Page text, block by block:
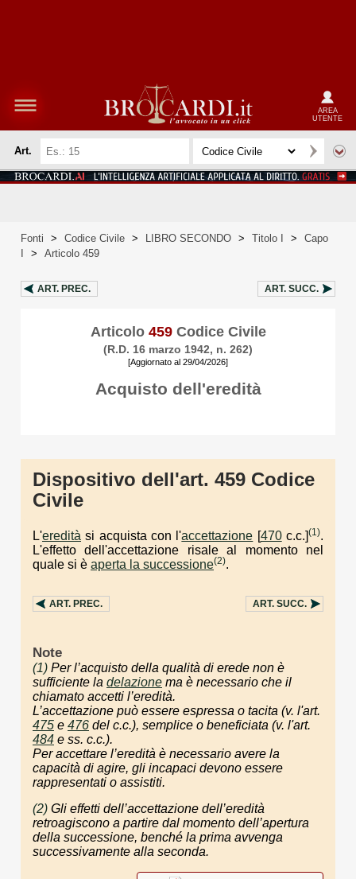
AREA
UTENTE
Art.
Fonti > Codice Civile > LIBRO SECONDO > Titolo I >
Capo
> Articolo 459
ART. PREC. ART. SUCC.
Articolo 459Codice Civile
(R.D. 16 marzo 1942, n. 262)
[Aggiornato al 29/04/2026]
Acquisto dell'eredità
Dispositivo dell'art. 459 Codice
Civile
L'eredità si acquista con l'accettazione [470c.c.](1).
L'effetto dell'accettazione risale al momento nel
quale si è aperta la successione(2).
ART. PREC. ART. SUCC.
Note
(1) Per l’acquisto della qualità di erede non è
sufficiente la delazione ma è necessario che il
chiamato accetti l’eredità.
L’accettazione può essere espressa o tacita (v. l'art.
475 e 476 del c.c.), semplice o beneficiata (v. l'art.
484 e ss. c.c.).
Per accettare l’eredità è necessario avere la
capacità di agire, gli incapaci devono essere
rappresentati o assistiti.
(2) Gli effetti dell’accettazione dell’eredità
retroagiscono a partire dal momento dell’apertura
della successione, benché la prima avvenga
successivamente alla seconda.